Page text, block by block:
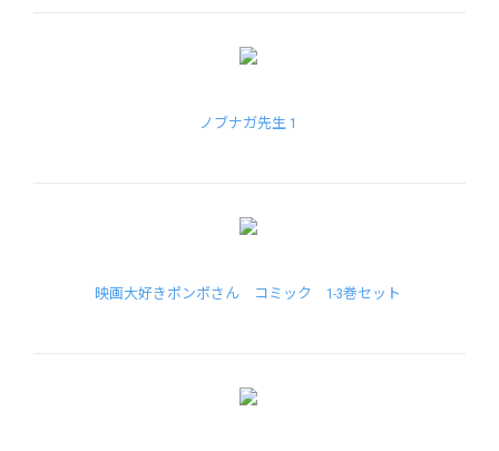
ノブナガ先生 1
映画大好きポンポさん コミック 1-3巻セット